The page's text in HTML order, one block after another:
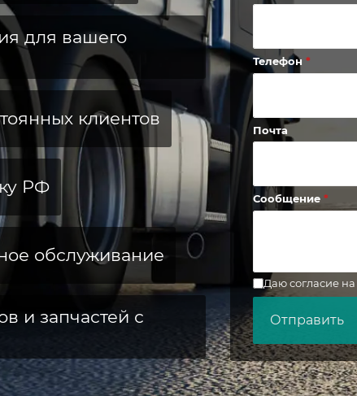
для вашего
клиентов
РФ
обслуживание
и запчастей с
Телефон
Почта
Сообщение
Даю согласие на